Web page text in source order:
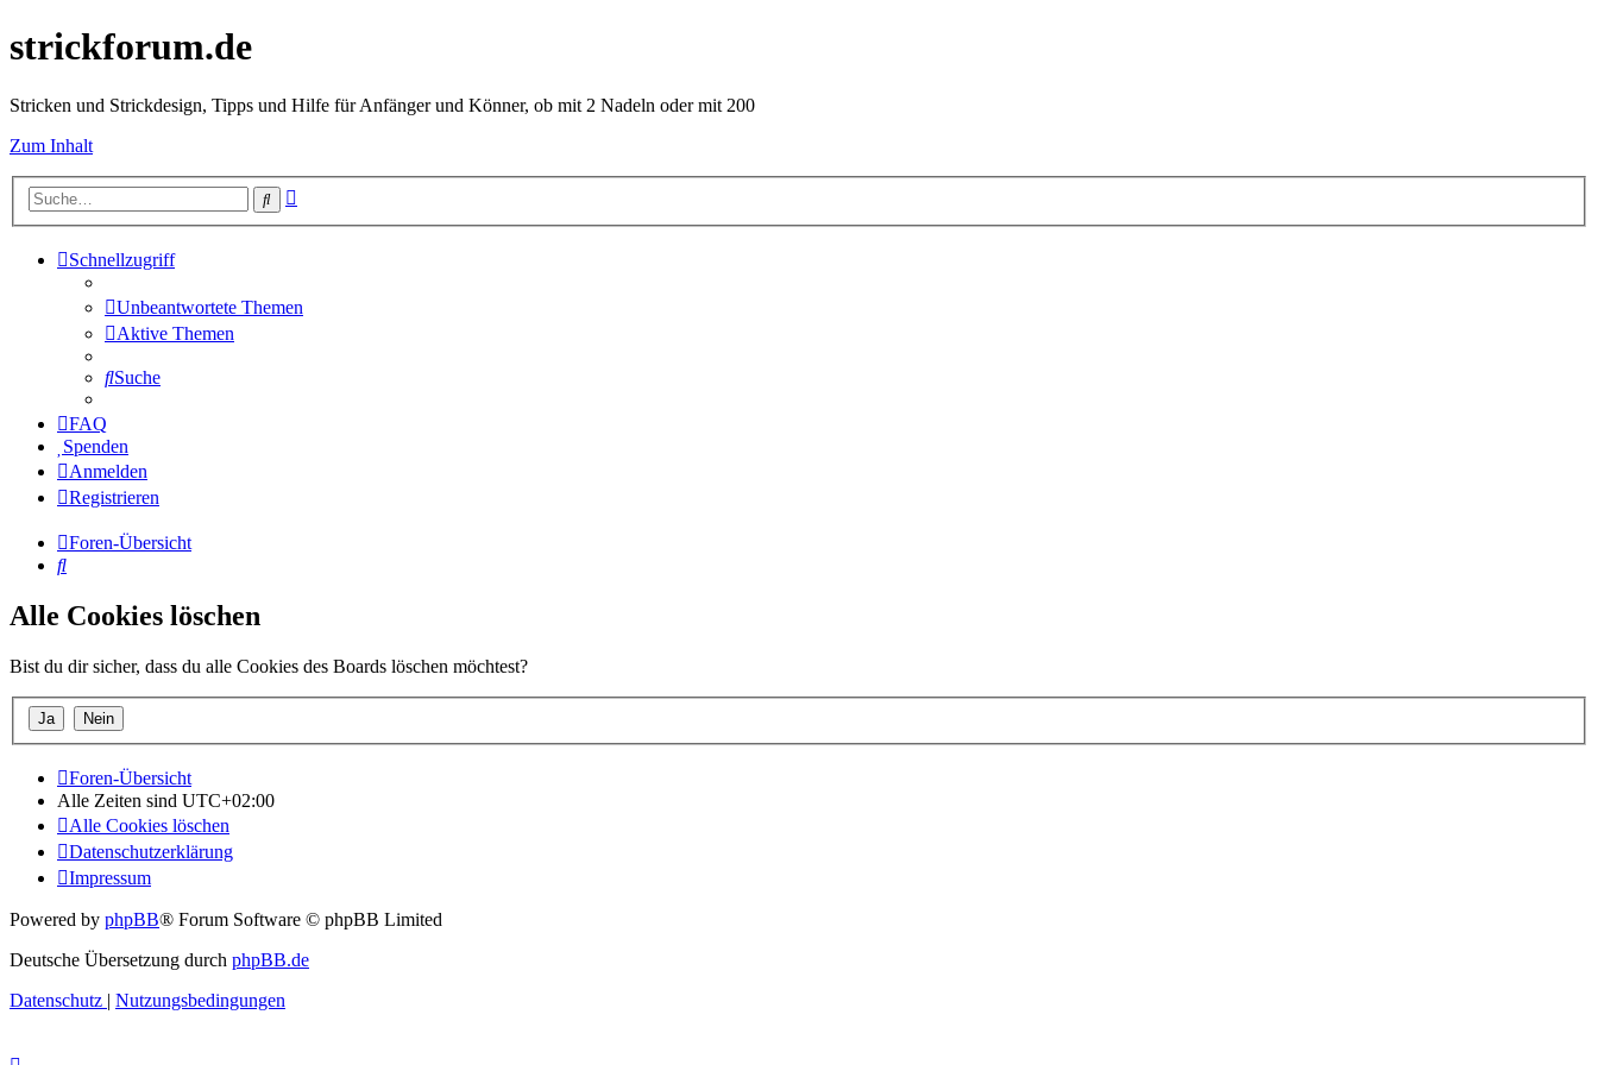
strickforum.de
Stricken und Strickdesign, Tipps und Hilfe für Anfänger und Könner, ob mit 2 Nadeln oder mit 200
Zum Inhalt
Suche
Schnellzugriff
Unbeantwortete Themen
Aktive Themen
Suche
FAQ
Spenden
Anmelden
Registrieren
Foren-Übersicht
Suche
Alle Cookies löschen
Bist du dir sicher, dass du alle Cookies des Boards löschen möchtest?
Foren-Übersicht
Alle Zeiten sind UTC+02:00
Alle Cookies löschen
Datenschutzerklärung
Impressum
Powered by phpBB® Forum Software © phpBB Limited
Deutsche Übersetzung durch phpBB.de
Datenschutz | Nutzungsbedingungen